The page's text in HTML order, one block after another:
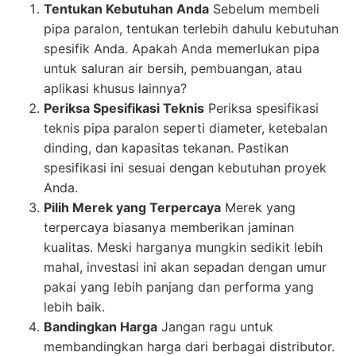
Tentukan Kebutuhan Anda Sebelum membeli
pipa paralon, tentukan terlebih dahulu kebutuhan
spesifik Anda. Apakah Anda memerlukan pipa
untuk saluran air bersih, pembuangan, atau
aplikasi khusus lainnya?
Periksa Spesifikasi Teknis Periksa spesifikasi
teknis pipa paralon seperti diameter, ketebalan
dinding, dan kapasitas tekanan. Pastikan
spesifikasi ini sesuai dengan kebutuhan proyek
Anda.
Pilih Merek yang Terpercaya Merek yang
terpercaya biasanya memberikan jaminan
kualitas. Meski harganya mungkin sedikit lebih
mahal, investasi ini akan sepadan dengan umur
pakai yang lebih panjang dan performa yang
lebih baik.
Bandingkan Harga Jangan ragu untuk
membandingkan harga dari berbagai distributor.